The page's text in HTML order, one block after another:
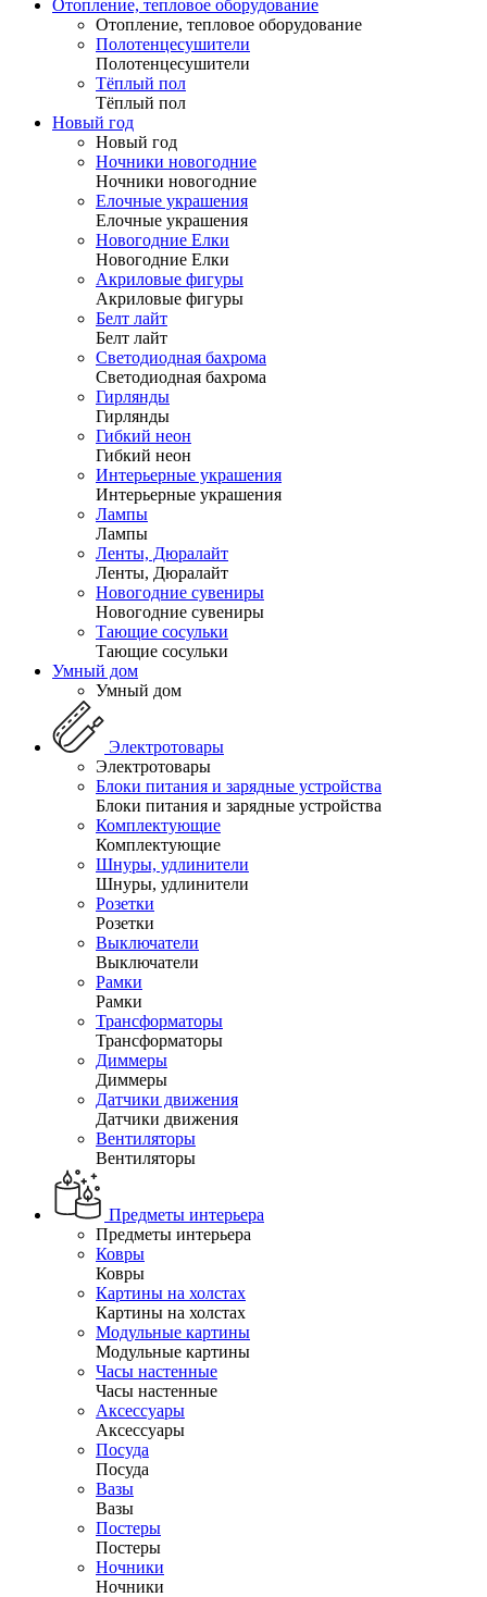
Отопление, тепловое оборудование
Отопление, тепловое оборудование
Полотенцесушители
Полотенцесушители
Тёплый пол
Тёплый пол
Новый год
Новый год
Ночники новогодние
Ночники новогодние
Елочные украшения
Елочные украшения
Новогодние Елки
Новогодние Елки
Акриловые фигуры
Акриловые фигуры
Белт лайт
Белт лайт
Светодиодная бахрома
Светодиодная бахрома
Гирлянды
Гирлянды
Гибкий неон
Гибкий неон
Интерьерные украшения
Интерьерные украшения
Лампы
Лампы
Ленты, Дюралайт
Ленты, Дюралайт
Новогодние сувениры
Новогодние сувениры
Тающие сосульки
Тающие сосульки
Умный дом
Умный дом
Электротовары
Электротовары
Блоки питания и зарядные устройства
Блоки питания и зарядные устройства
Комплектующие
Комплектующие
Шнуры, удлинители
Шнуры, удлинители
Розетки
Розетки
Выключатели
Выключатели
Рамки
Рамки
Трансформаторы
Трансформаторы
Диммеры
Диммеры
Датчики движения
Датчики движения
Вентиляторы
Вентиляторы
Предметы интерьера
Предметы интерьера
Ковры
Ковры
Картины на холстах
Картины на холстах
Модульные картины
Модульные картины
Часы настенные
Часы настенные
Аксессуары
Аксессуары
Посуда
Посуда
Вазы
Вазы
Постеры
Постеры
Ночники
Ночники